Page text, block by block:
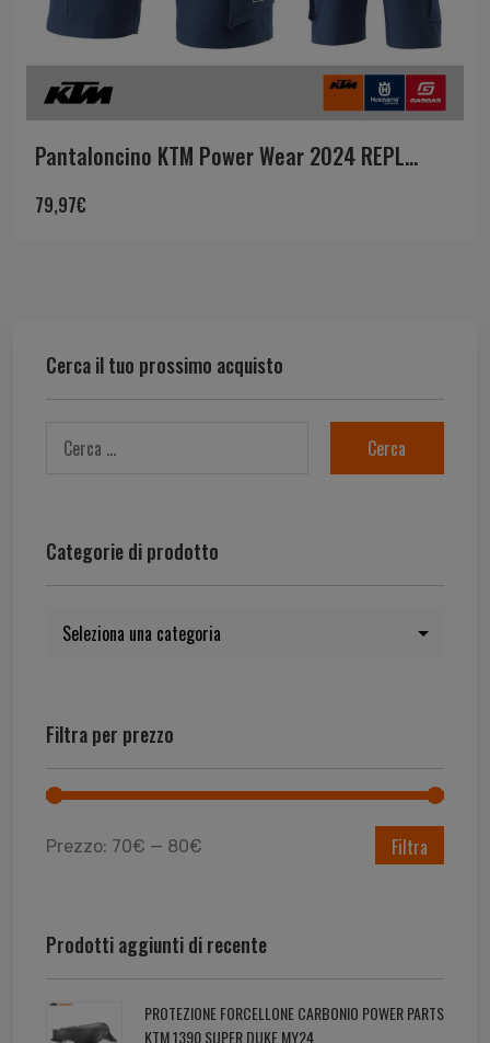
Cerca il tuo prossimo acquisto
Categorie di prodotto
Filtra per prezzo
Filtra
Prezzo: 70€ — 80€
Prodotti aggiunti di recente
PROTEZIONE FORCELLONE CARBONIO POWER PARTS
KTM 1390 SUPER DUKE MY24
Pantaloncino KTM Power Wear 2024 REPL...
79,97€